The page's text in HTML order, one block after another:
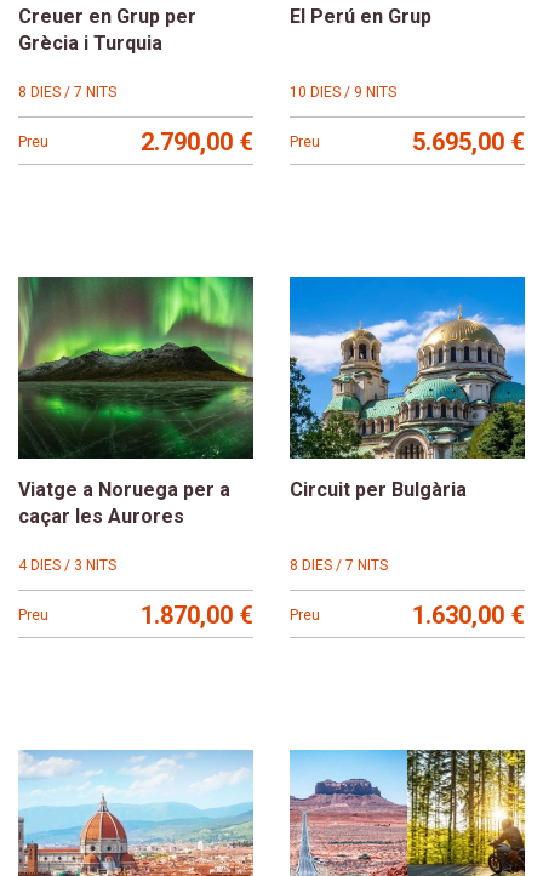
Creuer en Grup per
Grècia i Turquia
8 DIES / 7 NITS
Preu 2.790,00 €
El Perú en Grup
10 DIES / 9 NITS
Preu 5.695,00 €
Viatge a Noruega per a
caçar les Aurores
4 DIES / 3 NITS
Preu 1.870,00 €
Circuit per Bulgària
8 DIES / 7 NITS
Preu 1.630,00 €